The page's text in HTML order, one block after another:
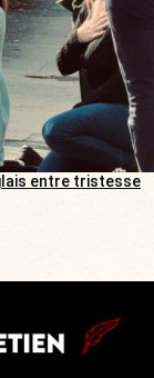
entre tristesse